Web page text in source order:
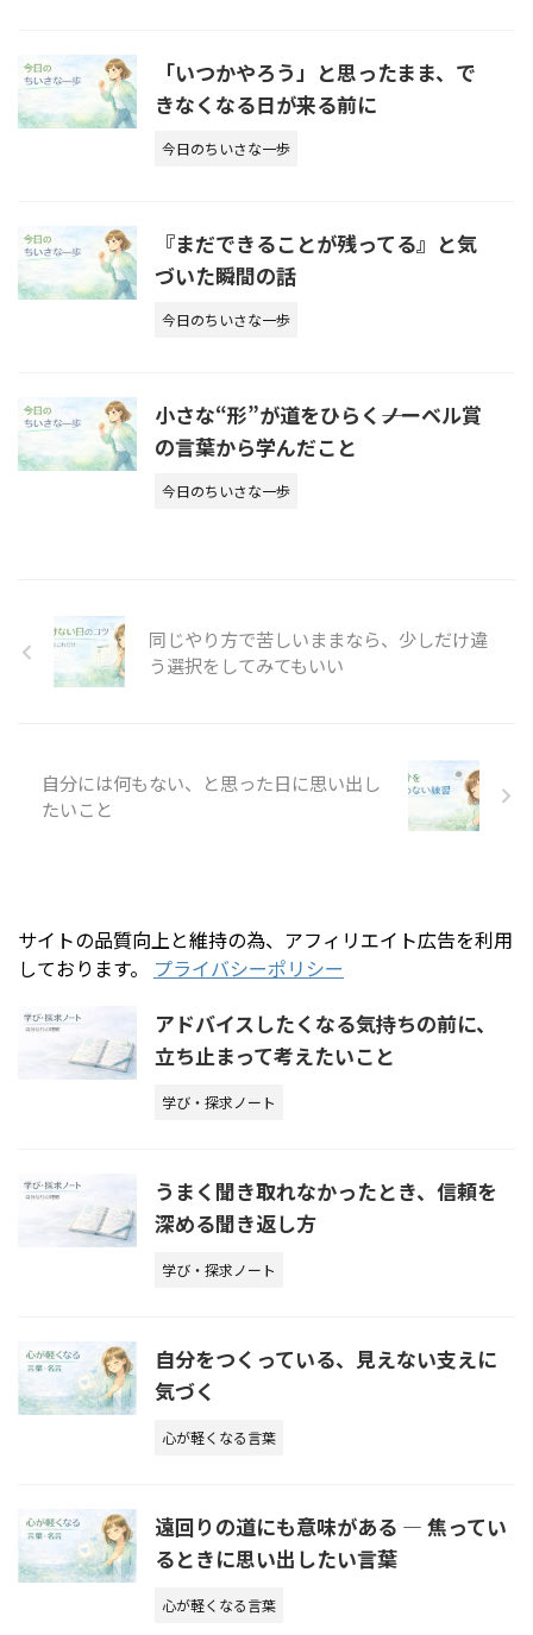
「いつかやろう」と思ったまま、で
きなくなる日が来る前に
今日のちいさな一歩
『まだできることが残ってる』と気
づいた瞬間の話
今日のちいさな一歩
小さな“形”が道をひらく――ノーベル賞
の言葉から学んだこと
今日のちいさな一歩
同じやり方で苦しいままなら、少しだけ違
う選択をしてみてもいい
自分には何もない、と思った日に思い出し
たいこと
サイトの品質向上と維持の為、アフィリエイト広告を利用
しております。 プライバシーポリシー
アドバイスしたくなる気持ちの前に、
立ち止まって考えたいこと
学び・探求ノート
うまく聞き取れなかったとき、信頼を
深める聞き返し方
学び・探求ノート
自分をつくっている、見えない支えに
気づく
心が軽くなる言葉
遠回りの道にも意味がある ― 焦ってい
るときに思い出したい言葉
心が軽くなる言葉